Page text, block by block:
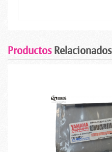
ProductosRelacionados